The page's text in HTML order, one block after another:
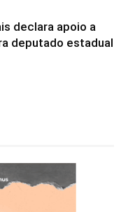
declara apoio a
deputado estadual